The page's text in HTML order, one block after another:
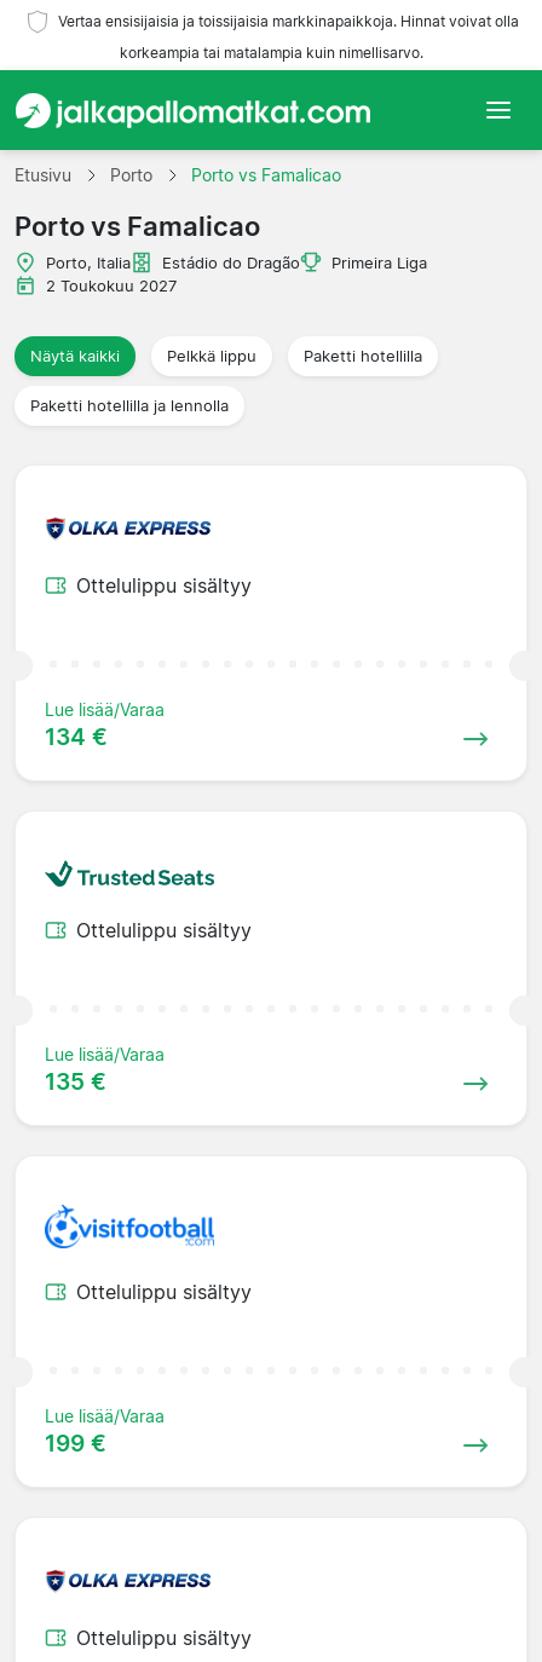
Vertaa ensisijaisia ja toissijaisia markkinapaikkoja. Hinnat voivat olla
korkeampia tai matalampia kuin nimellisarvo.
Etusivu
Joukkueet
Liigat
Matkatoimistoja
Etusivu Porto Porto vs Famalicao
Porto vs Famalicao
Porto, Italia Estádio do Dragão
Primeira Liga
2 Toukokuu 2027
Näytä kaikki Pelkkä lippu Paketti hotellilla
Paketti hotellilla ja lennolla
Ottelulippu sisältyy
Lue lisää/Varaa
134 €
Ottelulippu sisältyy
Lue lisää/Varaa
135 €
Ottelulippu sisältyy
Lue lisää/Varaa
199 €
Ottelulippu sisältyy